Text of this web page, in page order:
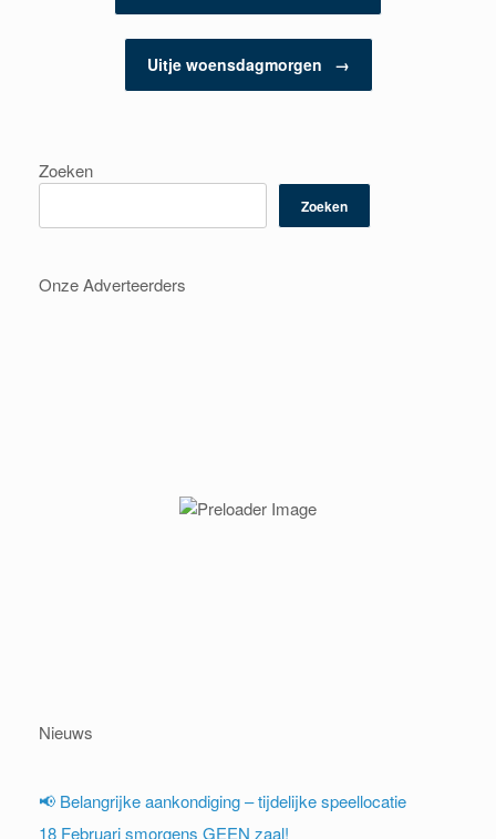
Uitje woensdagmorgen →
Zoeken
Zoeken
Onze Adverteerders
Nieuws
📢 Belangrijke aankondiging – tijdelijke speellocatie
18 Februari smorgens GEEN zaal!